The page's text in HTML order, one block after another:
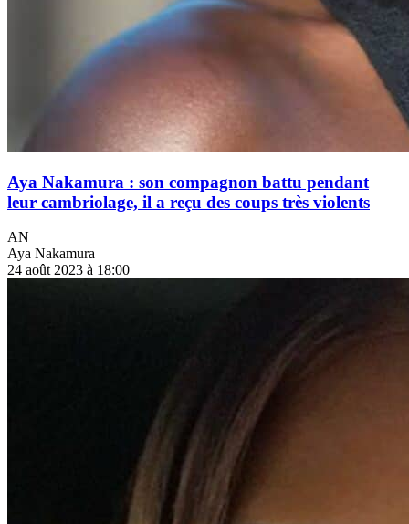
Aya Nakamura : son compagnon battu pendant
leur cambriolage, il a reçu des coups très violents
AN
Aya Nakamura
24 août 2023 à 18:00